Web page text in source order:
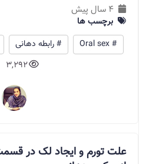
4 سال پیش
برچسب ها
# Oral sex
# رابطه دهانی
3,292
علت تورم و ایجاد لک در